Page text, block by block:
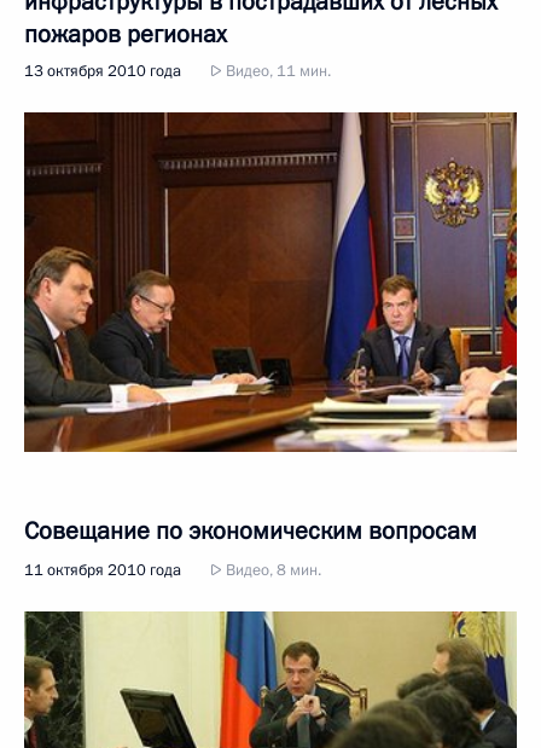
пожаров регионах
13 октября 2010 года Видео, 11 мин.
Совещание по экономическим вопросам
11 октября 2010 года Видео, 8 мин.